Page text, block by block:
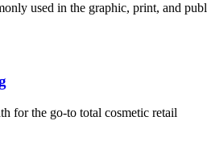
used in the graphic, print, and
for the go-to total cosmetic retail